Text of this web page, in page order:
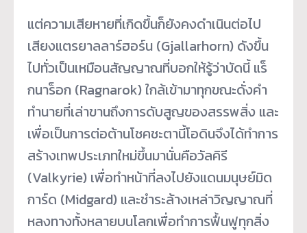
แต่ความเสียหายที่เกิดขึ้นก็ยังคงดำเนินต่อไป
เสียงแตรยาลลาร์ฮอร์น (Gjallarhorn) ดังขึ้น
ไปทั่วเป็นเหมือนสัญญาณที่บอกให้รู้ว่าบัดนี้ แร็
กนาร็อก (Ragnarok) ใกล้เข้ามาทุกขณะดั่งคำ
ทำนายที่เล่าขานถึงการดับสูญของสรรพสิ่ง และ
เพื่อเป็นการต่อต้านโชคชะตานี้โอดินจึงได้ทำการ
สร้างเทพประเภทใหม่ขึ้นมานั่นคือวัลคิรี
(Valkyrie) เพื่อทำหน้าที่ลงไปยังแดนมนุษย์มิด
การ์ด (Midgard) และชำระล้างเหล่าวิญญาณที่
หลงทางทั้งหลายบนโลกเพื่อทำการฟื้นฟูทุกสิ่ง